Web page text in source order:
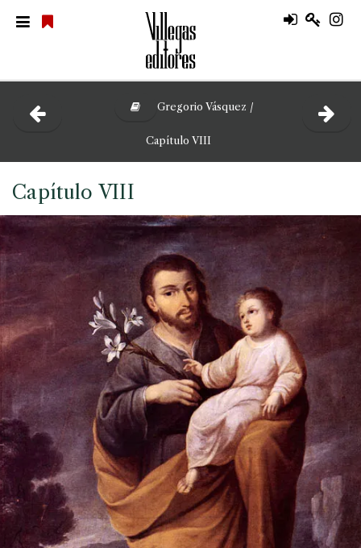
Gregorio Vásquez /
Capítulo VIII
Capítulo VIII